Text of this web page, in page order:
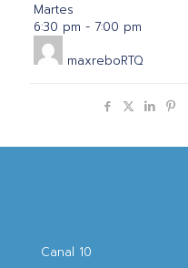
Martes
6:30 pm - 7:00 pm
maxreboRTQ
Canal 10